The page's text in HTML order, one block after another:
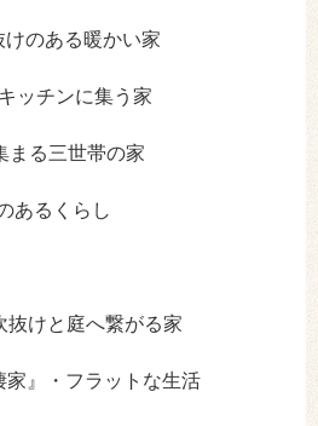
けのある暖かい家
ッチンに集う家
まる三世帯の家
あるくらし
抜けと庭へ繋がる家
』・フラットな生活